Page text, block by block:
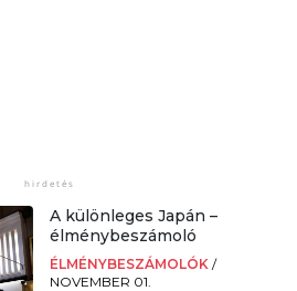
A különleges Japán –
élménybeszámoló
ÉLMÉNYBESZÁMOLÓK /
NOVEMBER 01.